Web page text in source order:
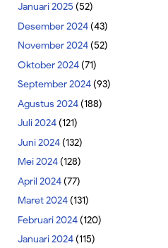
Januari 2025 (52)
Desember 2024(43)
November 2024(52)
Oktober 2024(71)
September 2024(93)
Agustus 2024(188)
Juli 2024(121)
Juni 2024(132)
Mei 2024(128)
April 2024(77)
Maret 2024(131)
Februari 2024(120)
Januari 2024(115)